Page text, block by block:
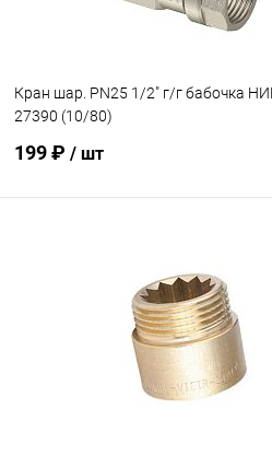
Кран шар. PN25 1/2" г/г бабочка
27390 (10/80)
199 ₽ / шт
Купить в 1 клик
В